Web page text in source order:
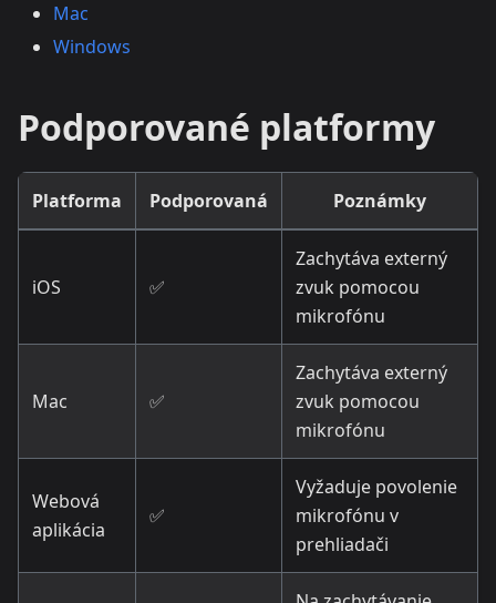
Mac
Windows
Podporované platformy
Platforma Podporovaná Poznámky
iOS ✅
Zachytáva externý
zvuk pomocou
mikrofónu
Mac ✅
Zachytáva externý
zvuk pomocou
mikrofónu
Webová
aplikácia
✅
Vyžaduje povolenie
mikrofónu v
prehliadači